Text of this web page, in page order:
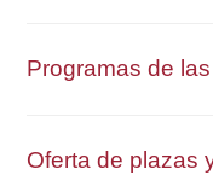
Programas de
Oferta de plazas